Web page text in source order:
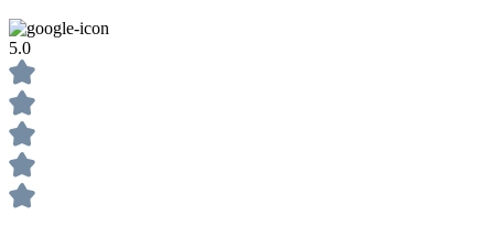
5.0